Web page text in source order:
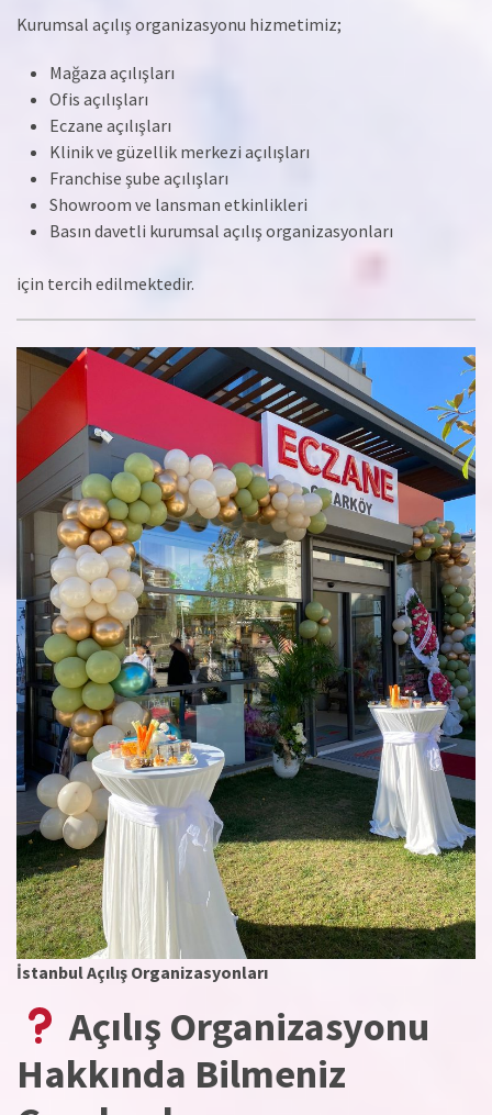
Kurumsal açılış organizasyonu hizmetimiz;
Mağaza açılışları
Ofis açılışları
Eczane açılışları
Klinik ve güzellik merkezi açılışları
Franchise şube açılışları
Showroom ve lansman etkinlikleri
Basın davetli kurumsal açılış organizasyonları
için tercih edilmektedir.
İstanbul Açılış Organizasyonları
Açılış Organizasyonu
Hakkında Bilmeniz